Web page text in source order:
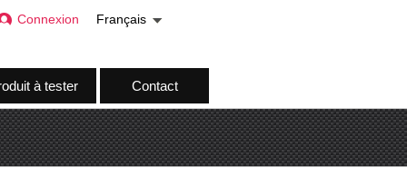
à tester Contact
Connexion Français